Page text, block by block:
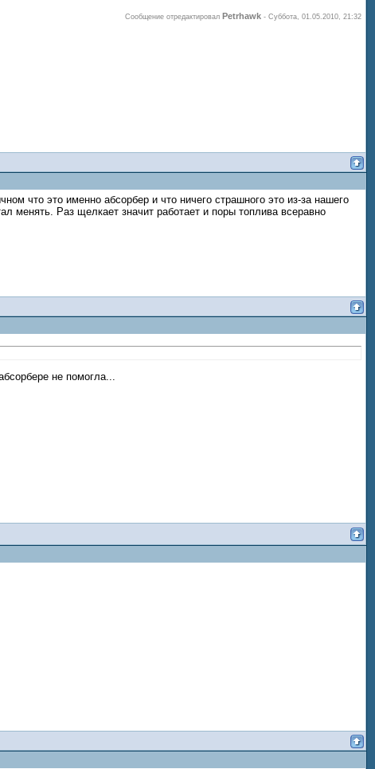
Сообщение отредактировал Petrhawk - Суббота, 01.05.2010, 21:32
что это именно абсорбер и что ничего страшного это из-за нашего
менять. Раз щелкает значит работает и поры топлива всеравно
не помогла...